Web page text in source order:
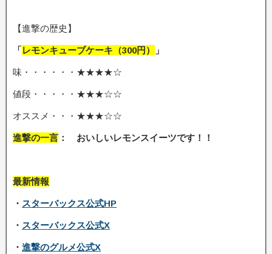
【進撃の歴史】
「レモンキューブケーキ（300円） 」
味・・・・・・★★★★☆
値段・・・・・★★★☆☆
オススメ・・・★★★☆☆
進撃の一言 ： おいしいレモンスイーツです！！
最新情報
・ スターバックス公式HP
・ スターバックス公式X
・ 進撃のグルメ公式X